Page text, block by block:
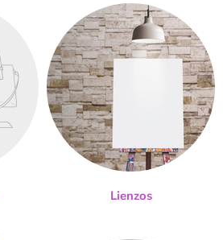
Lienzos